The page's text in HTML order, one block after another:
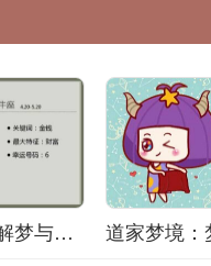
梦见打孩子：解梦与心理分析